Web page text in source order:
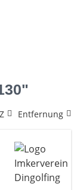
Entfernung